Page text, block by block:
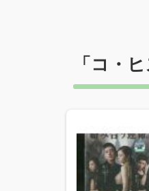
「 コ・ヒ